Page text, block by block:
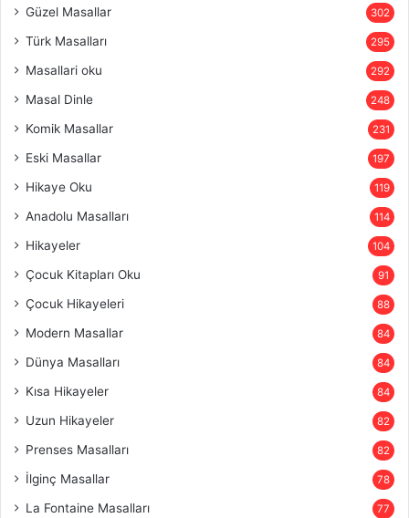
Güzel Masallar 302
Türk Masalları 295
Masallari oku 292
Masal Dinle 248
Komik Masallar 231
Eski Masallar 197
Hikaye Oku 119
Anadolu Masalları 114
Hikayeler 104
Çocuk Kitapları Oku 91
Çocuk Hikayeleri 88
Modern Masallar 84
Dünya Masalları 84
Kısa Hikayeler 84
Uzun Hikayeler 82
Prenses Masalları 82
İlginç Masallar 78
La Fontaine Masalları 77